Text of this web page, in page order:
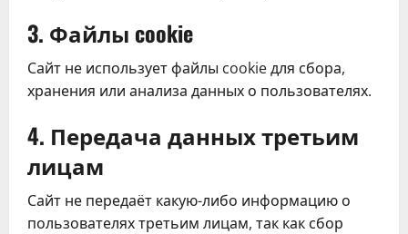
3. Файлы cookie
Сайт не использует файлы cookie для сбора,
хранения или анализа данных о пользователях.
4. Передача данных третьим
лицам
Сайт не передаёт какую-либо информацию о
пользователях третьим лицам, так как сбор